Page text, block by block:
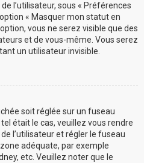
l’utilisateur, sous « Préférences
« Masquer mon statut en
vous ne serez visible que des
et de vous-même. Vous serez
un utilisateur invisible.
soit réglée sur un fuseau
était le cas, veuillez vous rendre
l’utilisateur et régler le fuseau
adéquate, par exemple
etc. Veuillez noter que le